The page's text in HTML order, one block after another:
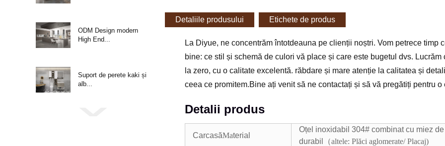
ODM Design modern
High End...
Suport de perete kaki și
alb...
Detaliile produsului Etichete de produs
La Diyue, ne concentrăm întotdeauna pe clienții noștri. Vom petrece timp
bine: ce stil și schemă de culori vă place și care este bugetul dvs.
la zero, cu o calitate excelentă. răbdare și mare atenție la calitatea și
ceea ce promitem.Bine ați venit să ne contactați și să vă pregătiți pentru
Detalii produs
CarcasăMaterial
Oțel inoxidabil 304# combinat cu miez
durabil
（altele: Plăci aglomerate/ Placaj)